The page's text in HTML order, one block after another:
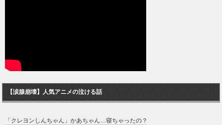
【涙腺崩壊】人気アニメの泣ける話
「クレヨンしんちゃん」かあちゃん…寝ちゃったの？